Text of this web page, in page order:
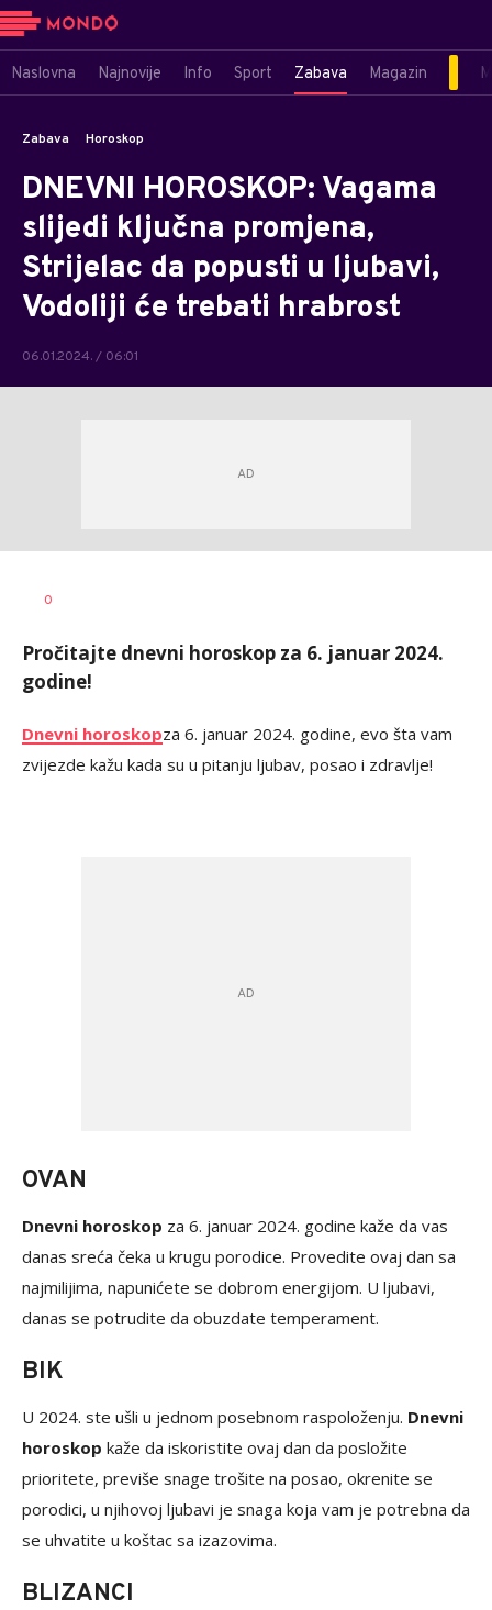
Naslovna Najnovije Info Sport Zabava Magazin
Zabava Horoskop
DNEVNI HOROSKOP: Vagama
slijedi ključna promjena,
Strijelac da popusti u ljubavi,
Vodoliji će trebati hrabrost
06.01.2024. / 06:01
AUTOR
0
Pročitajte dnevni horoskop za 6. januar 2024.
godine!
Dnevni horoskopza 6. januar 2024. godine, evo šta vam
zvijezde kažu kada su u pitanju ljubav, posao i zdravlje!
OVAN
Dnevni horoskop za 6. januar 2024. godine kaže da vas
danas sreća čeka u krugu porodice. Provedite ovaj dan sa
najmilijima, napunićete se dobrom energijom. U ljubavi,
danas se potrudite da obuzdate temperament.
BIK
U 2024. ste ušli u jednom posebnom raspoloženju. Dnevni
horoskop kaže da iskoristite ovaj dan da posložite
prioritete, previše snage trošite na posao, okrenite se
porodici, u njihovoj ljubavi je snaga koja vam je potrebna da
se uhvatite u koštac sa izazovima.
BLIZANCI